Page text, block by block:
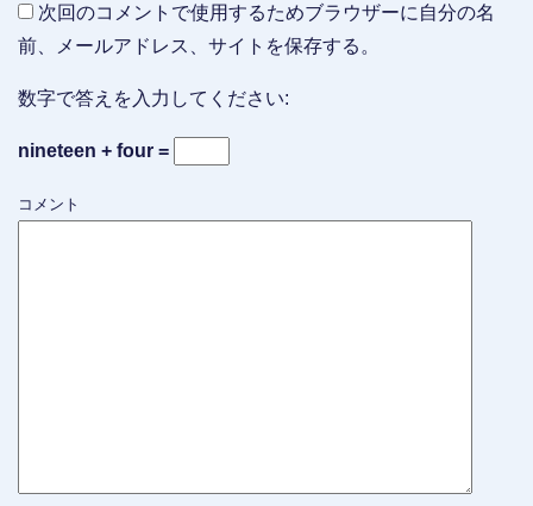
次回のコメントで使用するためブラウザーに自分の名
前、メールアドレス、サイトを保存する。
数字で答えを入力してください:
nineteen + four =
コメント